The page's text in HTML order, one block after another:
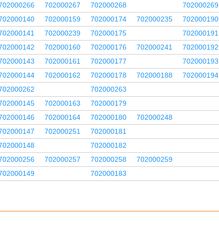
702000267 702000268 702000269
702000159 702000174 702000235 702000190
702000239 702000175
702000191
702000160 702000176 702000241 702000192
702000161 702000177 702000193
702000162 702000178 702000188 702000194
702000263
702000163 702000179
702000164 702000180 702000248
702000251 702000181
702000182
702000257 702000258
702000259
702000183